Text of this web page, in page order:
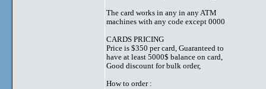
The card works in any in any ATM
machines with any code except 0000
CARDS PRICING
Price is $350 per card, Guaranteed to
have at least 5000$ balance on card,
Good discount for bulk order,
How to order :